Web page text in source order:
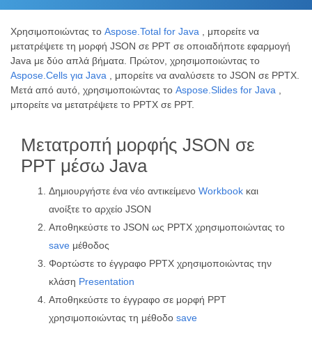
Χρησιμοποιώντας το Aspose.Total for Java , μπορείτε να
μετατρέψετε τη μορφή JSON σε PPT σε οποιαδήποτε εφαρμογή
Java με δύο απλά βήματα. Πρώτον, χρησιμοποιώντας το
Aspose.Cells για Java , μπορείτε να αναλύσετε το JSON σε PPTX.
Μετά από αυτό, χρησιμοποιώντας το Aspose.Slides for Java
μπορείτε να μετατρέψετε το PPTX σε PPT.
Μετατροπή μορφής JSON σε
PPT μέσω Java
Δημιουργήστε ένα νέο αντικείμενο Workbook και
ανοίξτε το αρχείο JSON
Αποθηκεύστε το JSON ως PPTX χρησιμοποιώντας το
save μέθοδος
Φορτώστε το έγγραφο PPTX χρησιμοποιώντας την
κλάση Presentation
Αποθηκεύστε το έγγραφο σε μορφή PPT
χρησιμοποιώντας τη μέθοδο save